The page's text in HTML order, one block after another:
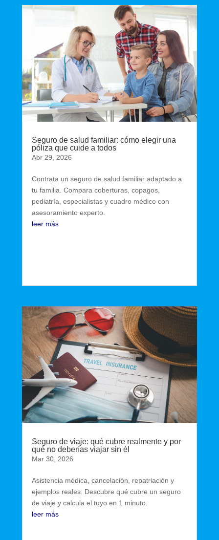
Seguro de salud familiar: cómo elegir una
póliza que cuide a todos
Abr 29, 2026
Contrata un seguro de salud familiar adaptado a
tu familia. Compara coberturas, copagos,
pediatría, especialistas y cuadro médico con
asesoramiento experto.
leer más
Seguro de viaje: qué cubre realmente y por
qué no deberías viajar sin él
Mar 30, 2026
Asistencia médica, cancelación, repatriación y
ejemplos reales. Descubre qué cubre un seguro
de viaje y calcula el tuyo en 1 minuto.
leer más